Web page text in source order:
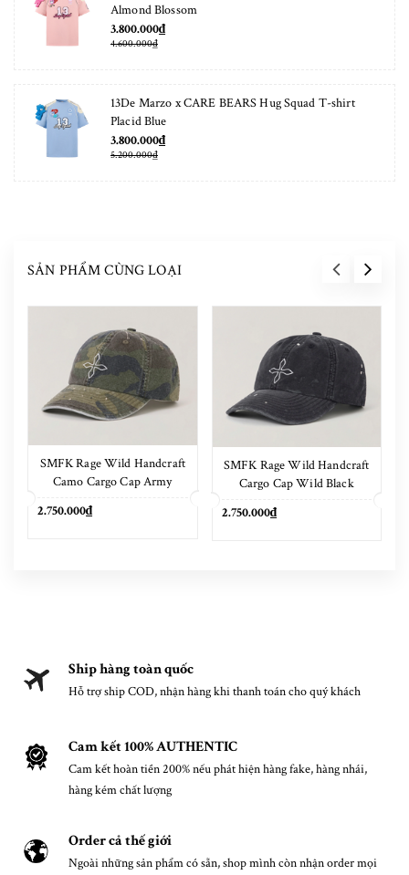
Almond Blossom
3.800.000₫
4.600.000₫
13De Marzo x CARE BEARS Hug Squad T-shirt
Placid Blue
3.800.000₫
5.200.000₫
SẢN PHẨM CÙNG LOẠI
SMFK Rage Wild Handcraft
Camo Cargo Cap Army
2.750.000₫
SMFK Rage Wild Handcraft
Cargo Cap Wild Black
2.750.000₫
Ship hàng toàn quốc
Hỗ trợ ship COD, nhận hàng khi thanh toán cho quý khách
Cam kết 100% AUTHENTIC
Cam kết hoàn tiền 200% nếu phát hiện hàng fake, hàng nhái,
hàng kém chất lượng
Order cả thế giới
Ngoài những sản phẩm có sẵn, shop mình còn nhận order mọi